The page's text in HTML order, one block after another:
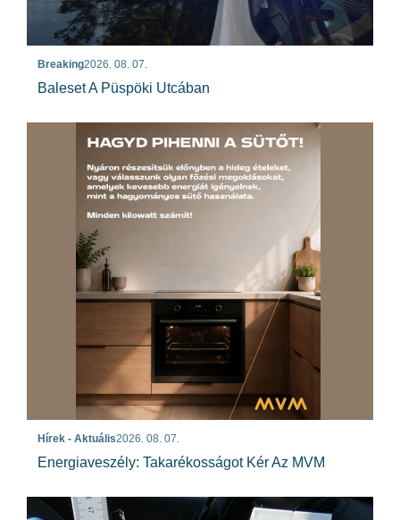
Breaking2026. 08. 07.
Baleset A Püspöki Utcában
Hírek - Aktuális2026. 08. 07.
Energiaveszély: Takarékosságot Kér Az MVM